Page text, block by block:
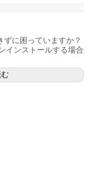
ずに困っていますか？
インストールする場合